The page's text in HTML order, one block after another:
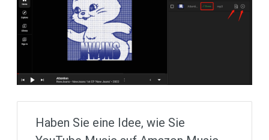
Haben Sie eine Idee, wie Sie